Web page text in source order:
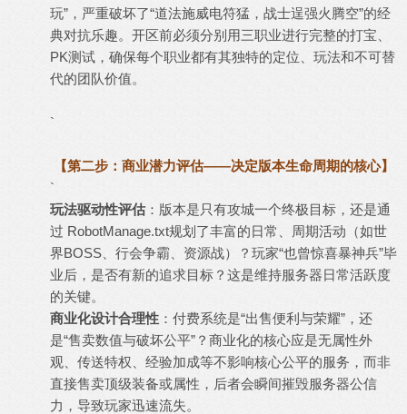
玩”，严重破坏了“道法施威电符猛，战士逞强火腾空”的经
典对抗乐趣。开区前必须分别用三职业进行完整的打宝、
PK测试，确保每个职业都有其独特的定位、玩法和不可替
代的团队价值。
`
【第二步：商业潜力评估——决定版本生命周期的核心】
`
玩法驱动性评估 ：版本是只有攻城一个终极目标，还是通
过 RobotManage.txt规划了丰富的日常、周期活动（如世
界BOSS、行会争霸、资源战）？玩家“也曾惊喜暴神兵”毕
业后，是否有新的追求目标？这是维持服务器日常活跃度
的关键。
商业化设计合理性 ：付费系统是“出售便利与荣耀”，还
是“售卖数值与破坏公平”？商业化的核心应是无属性外
观、传送特权、经验加成等不影响核心公平的服务，而非
直接售卖顶级装备或属性，后者会瞬间摧毁服务器公信
力，导致玩家迅速流失。